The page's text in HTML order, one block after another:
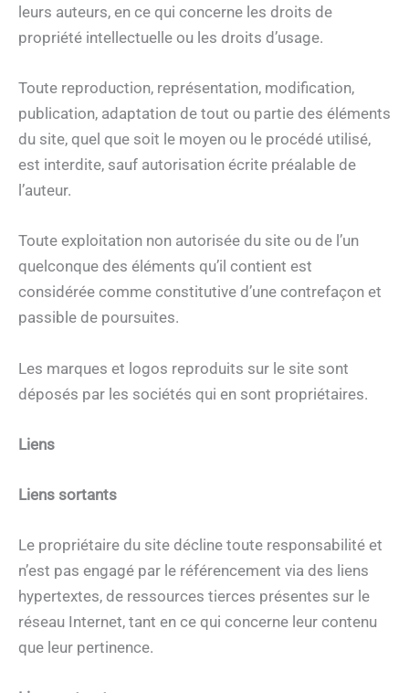
leurs auteurs, en ce qui concerne les droits de
propriété intellectuelle ou les droits d’usage.
Toute reproduction, représentation, modification,
publication, adaptation de tout ou partie des éléments
du site, quel que soit le moyen ou le procédé utilisé,
est interdite, sauf autorisation écrite préalable de
l’auteur.
Toute exploitation non autorisée du site ou de l’un
quelconque des éléments qu’il contient est
considérée comme constitutive d’une contrefaçon et
passible de poursuites.
Les marques et logos reproduits sur le site sont
déposés par les sociétés qui en sont propriétaires.
Liens
Liens sortants
Le propriétaire du site décline toute responsabilité et
n’est pas engagé par le référencement via des liens
hypertextes, de ressources tierces présentes sur le
réseau Internet, tant en ce qui concerne leur contenu
que leur pertinence.